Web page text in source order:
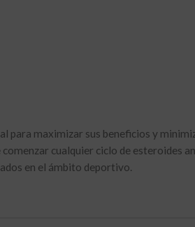
para maximizar sus beneficios y
cualquier ciclo de esteroides
en el ámbito deportivo.